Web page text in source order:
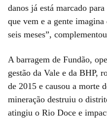
danos já está marcado
que vem e a gente
seis meses”,
A barragem de Fundão,
gestão da Vale e da BHP,
de 2015 e causou a morte
mineração destruiu o
atingiu o Rio Doce e